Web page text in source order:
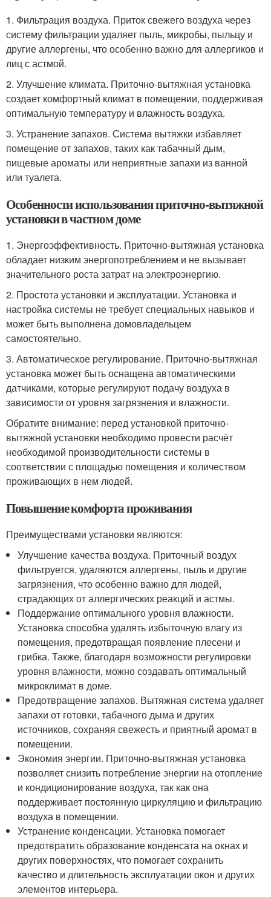
1. Фильтрация воздуха. Приток свежего воздуха через
систему фильтрации удаляет пыль, микробы, пыльцу и
другие аллергены, что особенно важно для аллергиков и
лиц с астмой.
2. Улучшение климата. Приточно-вытяжная установка
создает комфортный климат в помещении, поддерживая
оптимальную температуру и влажность воздуха.
3. Устранение запахов. Система вытяжки избавляет
помещение от запахов, таких как табачный дым,
пищевые ароматы или неприятные запахи из ванной
или туалета.
Особенности использования приточно-вытяжной
установки в частном доме
1. Энергоэффективность. Приточно-вытяжная установка
обладает низким энергопотреблением и не вызывает
значительного роста затрат на электроэнергию.
2. Простота установки и эксплуатации. Установка и
настройка системы не требует специальных навыков и
может быть выполнена домовладельцем
самостоятельно.
3. Автоматическое регулирование. Приточно-вытяжная
установка может быть оснащена автоматическими
датчиками, которые регулируют подачу воздуха в
зависимости от уровня загрязнения и влажности.
Обратите внимание: перед установкой приточно-
вытяжной установки необходимо провести расчёт
необходимой производительности системы в
соответствии с площадью помещения и количеством
проживающих в нем людей.
Повышение комфорта проживания
Преимуществами установки являются:
Улучшение качества воздуха. Приточный воздух
фильтруется, удаляются аллергены, пыль и другие
загрязнения, что особенно важно для людей,
страдающих от аллергических реакций и астмы.
Поддержание оптимального уровня влажности.
Установка способна удалять избыточную влагу из
помещения, предотвращая появление плесени и
грибка. Также, благодаря возможности регулировки
уровня влажности, можно создавать оптимальный
микроклимат в доме.
Предотвращение запахов. Вытяжная система удаляет
запахи от готовки, табачного дыма и других
источников, сохраняя свежесть и приятный аромат в
помещении.
Экономия энергии. Приточно-вытяжная установка
позволяет снизить потребление энергии на отопление
и кондиционирование воздуха, так как она
поддерживает постоянную циркуляцию и фильтрацию
воздуха в помещении.
Устранение конденсации. Установка помогает
предотвратить образование конденсата на окнах и
других поверхностях, что помогает сохранить
качество и длительность эксплуатации окон и других
элементов интерьера.